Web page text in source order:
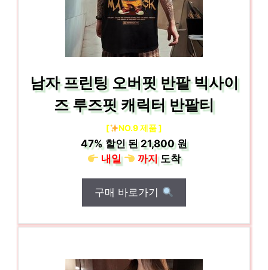
남자 프린팅 오버핏 반팔 빅사이
즈 루즈핏 캐릭터 반팔티
[ NO.9 제품 ]
47%할인 된21,800 원
내일
까지도착
구매 바로가기